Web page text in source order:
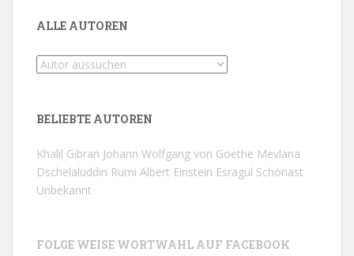
ALLE AUTOREN
BELIEBTE AUTOREN
Khalil Gibran Johann Wolfgang von Goethe Mevlana
Dschelaluddin Rumi Albert Einstein Esragül Schönast
Unbekannt
FOLGE WEISE WORTWAHL AUF FACEBOOK